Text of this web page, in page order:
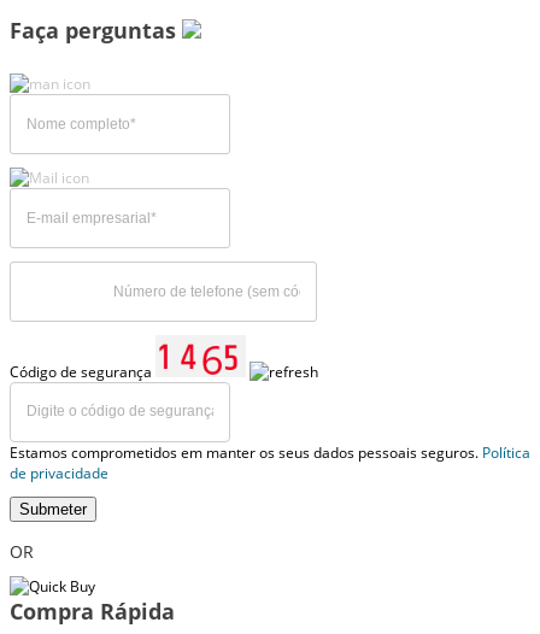
Faça perguntas
Código de segurança
Estamos comprometidos em manter os seus dados pessoais seguros. Política
de privacidade
Submeter
OR
Compra Rápida